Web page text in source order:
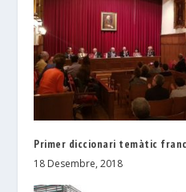
Primer diccionari temàtic
18 Desembre, 2018